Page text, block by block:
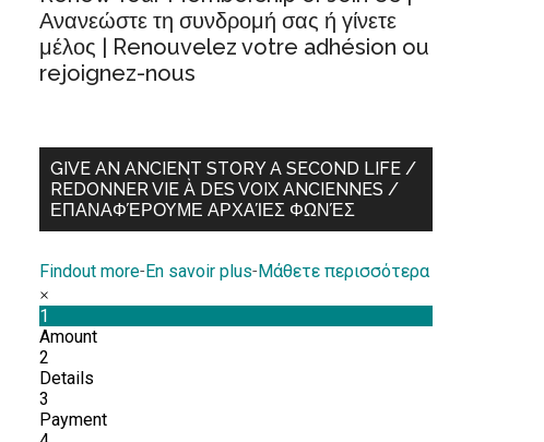
Ανανεώστε τη συνδρομή σας ή γίνετε
μέλος | Renouvelez votre adhésion ou
rejoignez-nous
GIVE AN ANCIENT STORY A SECOND LIFE /
REDONNER VIE À DES VOIX ANCIENNES /
ΕΠΑΝΑΦΈΡΟΥΜΕ ΑΡΧΑΊΕΣ ΦΩΝΈΣ
Findout more-En savoir plus-Μάθετε περισσότερα